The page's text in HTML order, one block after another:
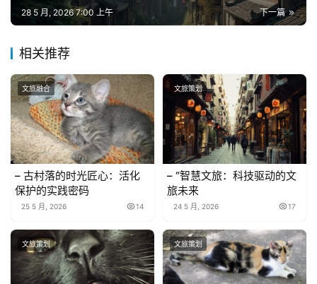
下一篇
28 5 月, 2026 7:00 上午
相关推荐
文旅融合
– 古村落的时光匠心：活化
保护的实践密码
25 5 月, 2026 14
文旅策划
– “智慧文旅：科技驱动的文
旅未来
24 5 月, 2026 17
文旅策划 文旅策划